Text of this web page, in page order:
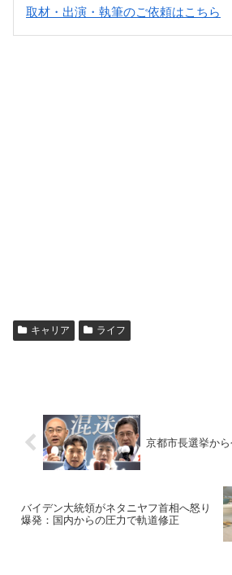
取材・出演・執筆のご依頼はこちら
キャリア ライフ
京都市長選挙か
バイデン大統領がネタニヤフ首相へ怒り
爆発：国内からの圧力で軌道修正